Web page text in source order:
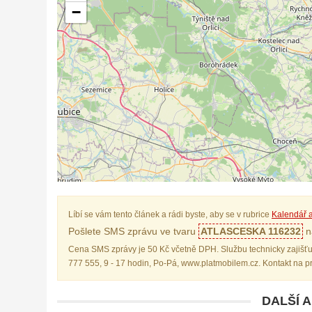
−
Líbí se vám tento článek a rádi byste, aby se v rubrice Kalendář
Pošlete SMS zprávu ve tvaru ATLASCESKA 116232
Cena SMS zprávy je 50 Kč včetně DPH. Službu technicky
777 555, 9 - 17 hodin, Po-Pá, www.platmobilem.cz. Kontakt na
DALŠÍ